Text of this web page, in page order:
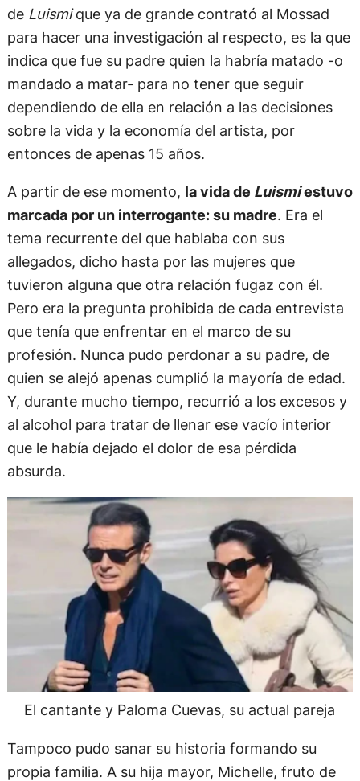
deLuismique ya de grande contrató al Mossad
para hacer una investigación al respecto, es la que
indica que fue su padre quien la habría matado -o
mandado a matar- para no tener que seguir
dependiendo de ella en relación a las decisiones
sobre la vida y la economía del artista, por
entonces de apenas 15 años.
A partir de ese momento, la vida de Luismiestuvo
marcada por un interrogante: su madre. Era el
tema recurrente del que hablaba con sus
allegados, dicho hasta por las mujeres que
tuvieron alguna que otra relación fugaz con él.
Pero era la pregunta prohibida de cada entrevista
que tenía que enfrentar en el marco de su
profesión. Nunca pudo perdonar a su padre, de
quien se alejó apenas cumplió la mayoría de edad.
Y, durante mucho tiempo, recurrió a los excesos y
al alcohol para tratar de llenar ese vacío interior
que le había dejado el dolor de esa pérdida
absurda.
El cantante y Paloma Cuevas, su actual pareja
Tampoco pudo sanar su historia formando su
propia familia. A su hija mayor, Michelle, fruto de